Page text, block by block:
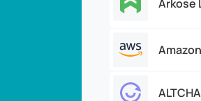
Arkose
ALTCHA